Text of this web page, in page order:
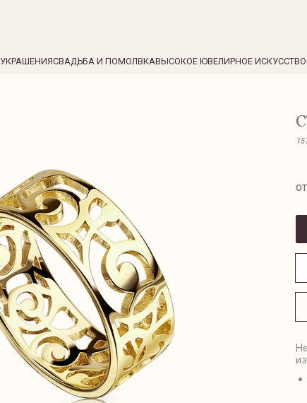
УКРАШЕНИЯСВАДЬБА И ПОМОЛВКАВЫСОКОЕ ЮВЕЛИРНОЕ ИСКУССТВО